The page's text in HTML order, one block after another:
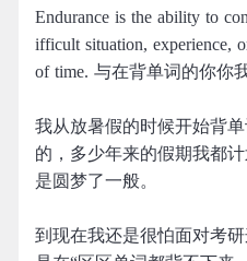
Endurance is the ability to
ifficult situation, experience,
of time. 与在背单词的你你
我从放暑假的时候开始背
的，多少年来的假期我都
是圆梦了一般。
到现在我还是很怕面对考